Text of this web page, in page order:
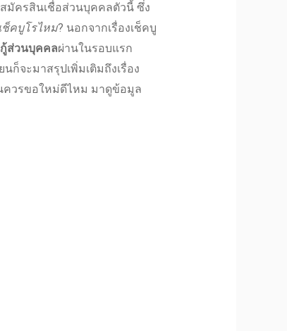
สมัครสินเชื่อส่วนบุคคลตัวนี้ ซึ่ง
ช็คบูโรไหม? นอกจากเรื่องเช็คบู
กู้ส่วนบุคคลผ่านในรอบแรก
นก็จะมาสรุปเพิ่มเติมถึงเรื่อง
ควรขอใหม่ดีไหม มาดูข้อมูล